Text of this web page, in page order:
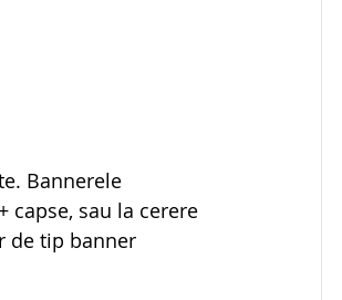
Bannerele
capse, sau la cerere
de tip banner